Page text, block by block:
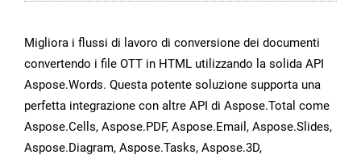
Migliora i flussi di lavoro di conversione dei documenti
convertendo i file OTT in HTML utilizzando la solida API
Aspose.Words. Questa potente soluzione supporta una
perfetta integrazione con altre API di Aspose.Total come
Aspose.Cells, Aspose.PDF, Aspose.Email, Aspose.Slides,
Aspose.Diagram, Aspose.Tasks, Aspose.3D,